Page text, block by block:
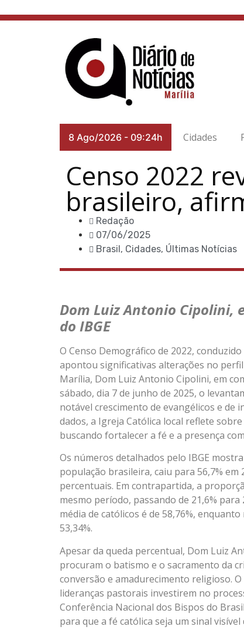
8 Ago/2026 - 09:24h Cidades
Censo 2022
brasileiro,
Redação
07/06/2025
Brasil, Cidades, Últimas Notícias
Dom Luiz Antonio Cipolini,
do IBGE
O Censo Demográfico de 2022,
apontou significativas alterações no
Marília, Dom Luiz Antonio Cipolini, em
sábado, dia 7 de junho de 2025, o
notável crescimento de evangélicos e de
dados, a Igreja Católica local reflete
buscando fortalecer a fé e a presença
Os números detalhados pelo IBGE
população brasileira, caiu para 56,7%
percentuais. Em contrapartida, a
mesmo período, passando de 21,6%
média de católicos é de 58,76%,
53,34%.
Apesar da queda percentual, Dom Luiz
procuram o batismo e o sacramento da
conversão e amadurecimento religioso.
lideranças pastorais investirem no
Conferência Nacional dos Bispos do
para que a fé católica seja um sinal visível